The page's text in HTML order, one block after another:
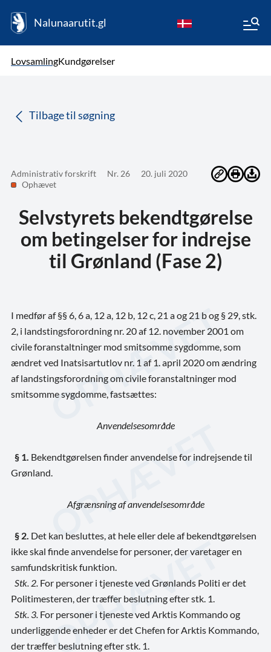
Nalunaarutit.gl
LovsamlingKundgørelser
Tilbage til søgning
Administrativ forskrift Nr. 26
20. juli 2020
Ophævet
Selvstyrets bekendtgørelse
om betingelser for indrejse
til Grønland (Fase 2)
I medfør af §§ 6, 6 a, 12 a, 12 b, 12 c, 21 a og 21 b og § 29, stk.
2, i landstingsforordning nr. 20 af 12. november 2001 om
civile foranstaltninger mod smitsomme sygdomme, som
ændret ved Inatsisartutlov nr. 1 af 1. april 2020 om ændring
af landstingsforordning om civile foranstaltninger mod
smitsomme sygdomme, fastsættes:
Anvendelsesområde
§ 1. Bekendtgørelsen finder anvendelse for indrejsende til
Grønland.
Afgrænsning af anvendelsesområde
§ 2. Det kan besluttes, at hele eller dele af bekendtgørelsen
ikke skal finde anvendelse for personer, der varetager en
samfundskritisk funktion.
Stk. 2. For personer i tjeneste ved Grønlands Politi er det
Politimesteren, der træffer beslutning efter stk. 1.
Stk. 3. For personer i tjeneste ved Arktis Kommando og
underliggende enheder er det Chefen for Arktis Kommando,
der træffer beslutning efter stk. 1.